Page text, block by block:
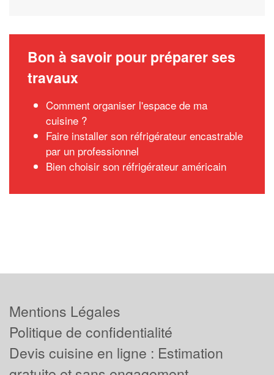
Bon à savoir pour préparer ses
travaux
Comment organiser l'espace de ma
cuisine ?
Faire installer son réfrigérateur encastrable
par un professionnel
Bien choisir son réfrigérateur américain
Mentions Légales
Politique de confidentialité
Devis cuisine en ligne : Estimation